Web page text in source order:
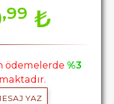
,99 ₺
ödemelerde%3
YAZ